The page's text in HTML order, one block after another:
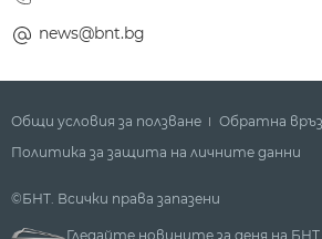
news@bnt.bg
Общи условия за ползване Обратна
Политика за защита на личните данни
©БНТ. Всички права запазени
Гледайте новините за деня на